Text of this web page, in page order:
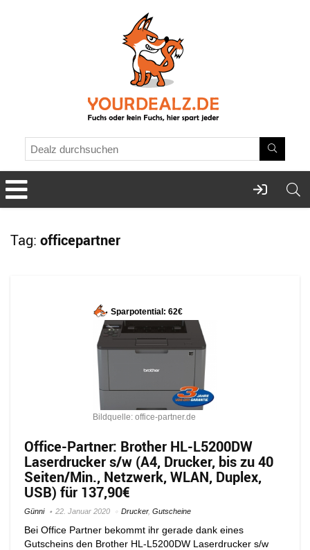
Tag: officepartner
Sparpotential: 62€
Bildquelle: office-partner.de
Office-Partner: Brother HL-L5200DW
Laserdrucker s/w (A4, Drucker, bis zu 40
Seiten/Min., Netzwerk, WLAN, Duplex,
USB) für 137,90€
Günni 22. Januar 2020 Drucker, Gutscheine
Bei Office Partner bekommt ihr gerade dank eines
Gutscheins den Brother HL-L5200DW Laserdrucker s/w